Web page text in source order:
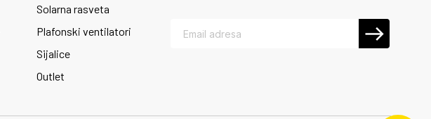
Solarna rasveta
Plafonski ventilatori
Sijalice
Outlet